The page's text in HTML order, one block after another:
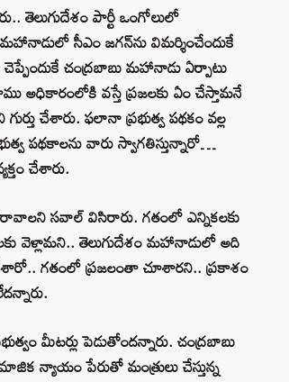
తెలుగుదేశం పార్టీ ఒంగోలులో
సీఎం జగన్‌ను విమర్శించేందుకే
చంద్రబాబు మహానాడు ఏర్పాటు
అధికారంలోకి వస్తే ప్రజలకు ఏం చేస్తామనే
చేశారు. ఫలానా ప్రభుత్వ పథకం వల్ల
పథకాలను వారు స్వాగతిస్తున్నారో…
చేశారు.
సవాల్‌ విసిరారు. గతంలో ఎన్నికలకు
వెళ్లామని.. తెలుగుదేశం మహానాడులో అది
గతంలో ప్రజలంతా చూశారని.. ప్రకాశం
మీటర్లు పెడుతోందన్నారు. చంద్రబాబు
న్యాయం పేరుతో మంత్రులు చేస్తున్న